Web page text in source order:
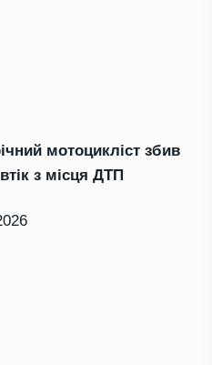
мотоцикліст збив
з місця ДТП